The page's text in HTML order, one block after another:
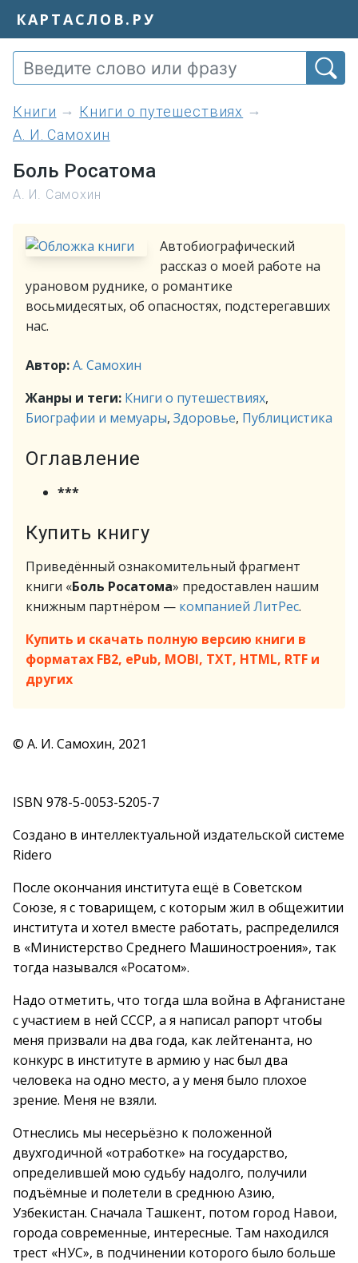
КАРТАСЛОВ.РУ
книги
Книги о путешествиях
А. И. Самохин
Боль Росатома
А. И. Самохин
Автобиографический
рассказ о моей работе на
урановом руднике, о романтике
восьмидесятых, об опасностях, подстерегавших
нас.
Автор:А. Самохин
Жанры и теги: Книги о путешествиях,
Биографии и мемуары, Здоровье, Публицистика
Оглавление
***
Купить книгу
Приведённый ознакомительный фрагмент
книги «Боль Росатома» предоставлен нашим
книжным партнёром — компанией ЛитРес.
Купить и скачать полную версию книги в
форматах FB2, ePub, MOBI, TXT, HTML, RTF и
других
© А. И. Самохин, 2021
ISBN 978-5-0053-5205-7
Создано в интеллектуальной издательской системе
Ridero
После окончания института ещё в Советском
Союзе, я с товарищем, с которым жил в общежитии
института и хотел вместе работать, распределился
в «Министерство Среднего Машиностроения», так
тогда назывался «Росатом».
Надо отметить, что тогда шла война в Афганистане
с участием в ней СССР, а я написал рапорт чтобы
меня призвали на два года, как лейтенанта, но
конкурс в институте в армию у нас был два
человека на одно место, а у меня было плохое
зрение. Меня не взяли.
Отнеслись мы несерьёзно к положенной
двухгодичной «отработке» на государство,
определившей мою судьбу надолго, получили
подъёмные и полетели в среднюю Азию,
Узбекистан. Сначала Ташкент, потом город Навои,
города современные, интересные. Там находился
трест «НУС», в подчинении которого было больше